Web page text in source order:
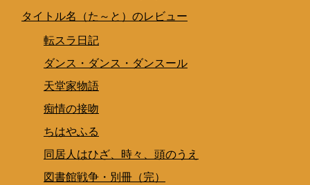
タイトル名（た～と）のレビュー
転スラ日記
ダンス・ダンス・ダンスール
天堂家物語
痴情の接吻
ちはやふる
同居人はひざ、時々、頭のうえ
図書館戦争・別冊（完）